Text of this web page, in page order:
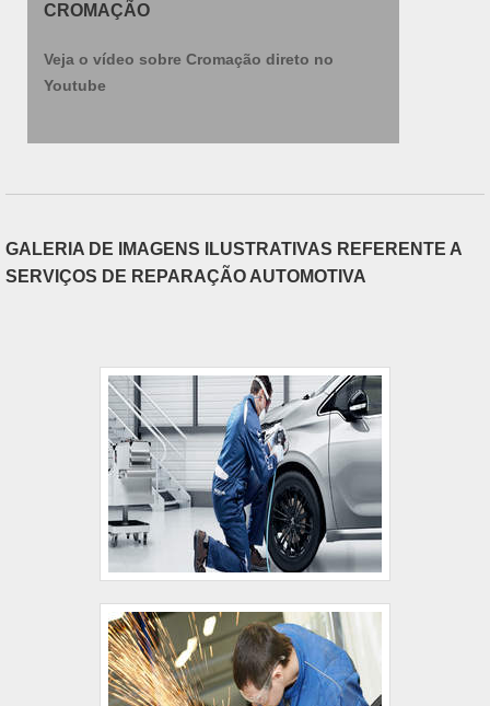
CROMAÇÃO
Veja o vídeo sobre Cromação direto no
Youtube
GALERIA DE IMAGENS ILUSTRATIVAS REFERENTE A
SERVIÇOS DE REPARAÇÃO AUTOMOTIVA